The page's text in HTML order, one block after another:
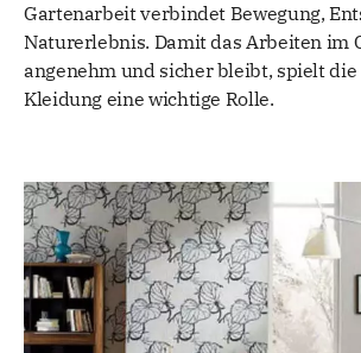
Gartenarbeit verbindet Bewegung,
Naturerlebnis. Damit das Arbeiten im
angenehm und sicher bleibt, spielt
Kleidung eine wichtige Rolle.